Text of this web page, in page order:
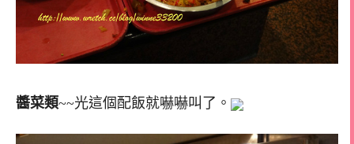
醬菜類~~光這個配飯就嚇嚇叫了。